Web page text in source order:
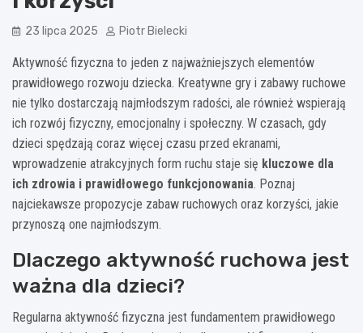
23 lipca 2025 Piotr Bielecki
Aktywność fizyczna to jeden z najważniejszych elementów
prawidłowego rozwoju dziecka. Kreatywne gry i zabawy ruchowe
nie tylko dostarczają najmłodszym radości, ale również wspierają
ich rozwój fizyczny, emocjonalny i społeczny. W czasach, gdy
dzieci spędzają coraz więcej czasu przed ekranami,
wprowadzenie atrakcyjnych form ruchu staje się kluczowe dla
ich zdrowia i prawidłowego funkcjonowania. Poznaj
najciekawsze propozycje zabaw ruchowych oraz korzyści, jakie
przynoszą one najmłodszym.
Dlaczego aktywność ruchowa jest
ważna dla dzieci?
Regularna aktywność fizyczna jest fundamentem prawidłowego